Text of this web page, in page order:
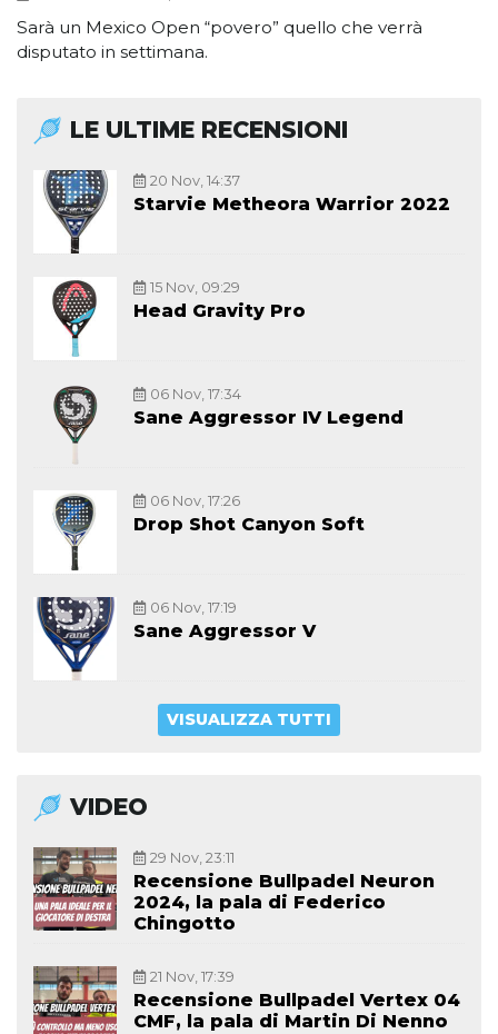
Sarà un Mexico Open “povero” quello che verrà
disputato in settimana.
LE ULTIME RECENSIONI
20 Nov, 14:37
Starvie Metheora Warrior 2022
15 Nov, 09:29
Head Gravity Pro
06 Nov, 17:34
Sane Aggressor IV Legend
06 Nov, 17:26
Drop Shot Canyon Soft
06 Nov, 17:19
Sane Aggressor V
VISUALIZZA TUTTI
VIDEO
29 Nov, 23:11
Recensione Bullpadel Neuron
2024, la pala di Federico
Chingotto
21 Nov, 17:39
Recensione Bullpadel Vertex 04
CMF, la pala di Martin Di Nenno